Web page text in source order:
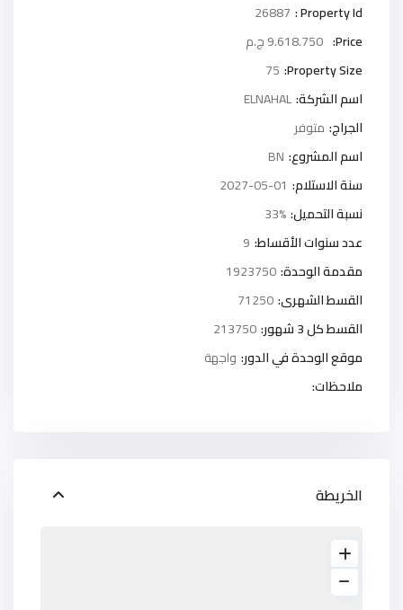
Property Id :
26887
Price: 9.618.750 ج.م
Property Size:
75
اسم الشركة:ELNAHAL
الجراج: متوفر
اسم المشروع: BN
سنة الاستلام: 2027-05-01
نسبة التحميل:33%
عدد سنوات الأقساط: 9
مقدمة الوحدة:1923750
القسط الشهرى:71250
القسط كل 3 شهور:
213750
موقع الوحدة في الدور: واجهة
ملاحظات:
الخريطة